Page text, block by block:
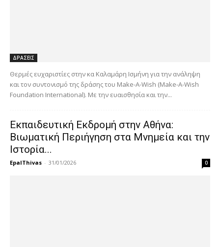
ΔΡΑΣΕΙΣ
Θερμές ευχαριστίες στην κα Καλαμάρη Ισμήνη για την ανάληψη
και τον συντονισμό της δράσης του Make-A-Wish (Make-A-Wish
Foundation International). Με την ευαισθησία και την...
Εκπαιδευτική Εκδρομή στην Αθήνα:
Βιωματική Περιήγηση στα Μνημεία και την
Ιστορία...
EpalThivas - 31/01/2026 0